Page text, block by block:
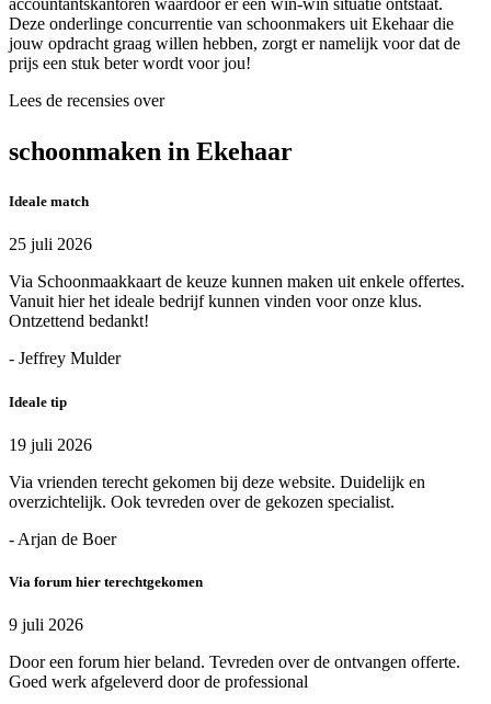
accountantskantoren waardoor er een win-win situatie ontstaat.
Deze onderlinge concurrentie van schoonmakers uit Ekehaar die
jouw opdracht graag willen hebben, zorgt er namelijk voor dat de
prijs een stuk beter wordt voor jou!
Lees de recensies over
schoonmaken in Ekehaar
Ideale match
25 juli 2026
Via Schoonmaakkaart de keuze kunnen maken uit enkele offertes.
Vanuit hier het ideale bedrijf kunnen vinden voor onze klus.
Ontzettend bedankt!
- Jeffrey Mulder
Ideale tip
19 juli 2026
Via vrienden terecht gekomen bij deze website. Duidelijk en
overzichtelijk. Ook tevreden over de gekozen specialist.
- Arjan de Boer
Via forum hier terechtgekomen
9 juli 2026
Door een forum hier beland. Tevreden over de ontvangen offerte.
Goed werk afgeleverd door de professional